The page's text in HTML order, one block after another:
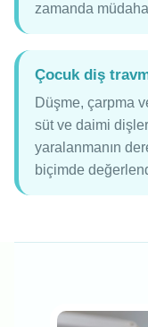
zamanda
Çocuk diş
Düşme, çarpma
süt ve daimi
yaralanmanın
biçimde